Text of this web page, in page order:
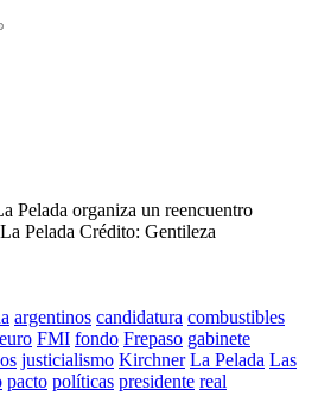
Pelada Crédito: Gentileza
argentinos candidatura combustibles
euro FMI fondo Frepaso gabinete
justicialismo Kirchner La Pelada Las
pacto políticas presidente real